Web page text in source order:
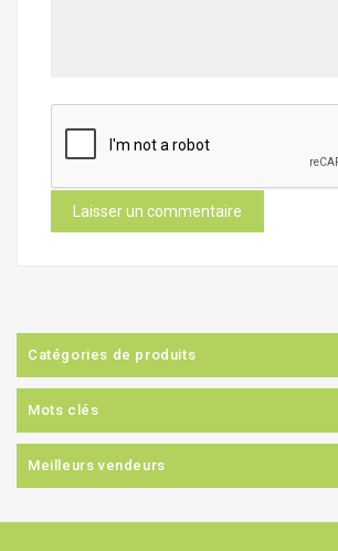
Catégories de produits
Mots clés
Meilleurs vendeurs